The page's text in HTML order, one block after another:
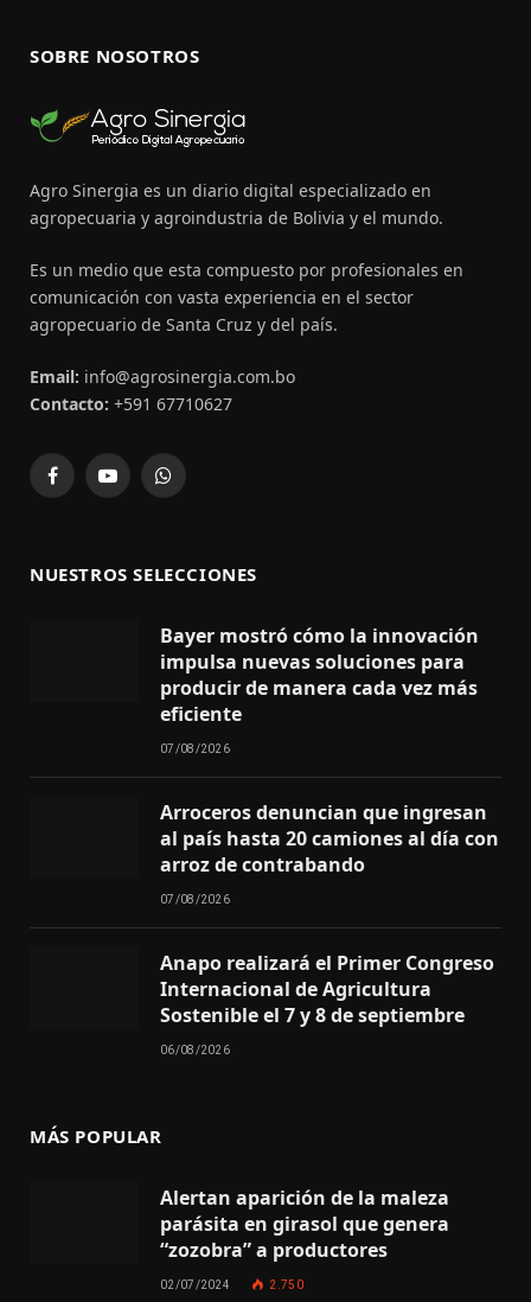
SOBRE NOSOTROS
Agro Sinergia es un diario digital especializado en
agropecuaria y agroindustria de Bolivia y el mundo.
Es un medio que esta compuesto por profesionales en
comunicación con vasta experiencia en el sector
agropecuario de Santa Cruz y del país.
Email: info@agrosinergia.com.bo
Contacto: +591 67710627
FacebookYouTubeWhatsApp
NUESTROS SELECCIONES
Bayer mostró cómo la innovación
impulsa nuevas soluciones para
producir de manera cada vez más
eficiente
07/08/2026
Arroceros denuncian que ingresan
al país hasta 20 camiones al día con
arroz de contrabando
07/08/2026
Anapo realizará el Primer Congreso
Internacional de Agricultura
Sostenible el 7 y 8 de septiembre
06/08/2026
MÁS POPULAR
Alertan aparición de la maleza
parásita en girasol que genera
“zozobra” a productores
02/07/2024 2.750